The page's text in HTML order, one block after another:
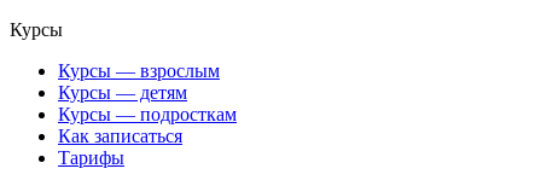
Курсы
Курсы — взрослым
Курсы — детям
Курсы — подросткам
Как записаться
Тарифы